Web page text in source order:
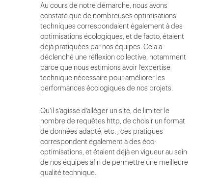
Au cours de notre démarche, nous avons
constaté que de nombreuses optimisations
techniques correspondaient également à des
optimisations écologiques, et de facto, étaient
déjà pratiquées par nos équipes. Cela a
déclenché une réflexion collective, notamment
parce que nous estimions avoir l’expertise
technique nécessaire pour améliorer les
performances écologiques de nos projets.
Qu’il s’agisse d’alléger un site, de limiter le
nombre de requêtes http, de choisir un format
de données adapté, etc. ; ces pratiques
correspondent également à des éco-
optimisations, et étaient déjà en vigueur au sein
de nos équipes afin de permettre une meilleure
qualité technique.